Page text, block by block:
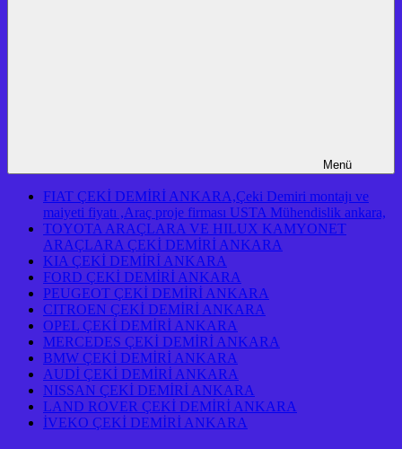
Menü
FIAT ÇEKİ DEMİRİ ANKARA,Çeki Demiri montajı ve
maiyeti fiyatı ,Araç proje firması USTA Mühendislik ankara,
TOYOTA ARAÇLARA VE HILUX KAMYONET
ARAÇLARA ÇEKİ DEMİRİ ANKARA
KIA ÇEKİ DEMİRİ ANKARA
FORD ÇEKİ DEMİRİ ANKARA
PEUGEOT ÇEKİ DEMİRİ ANKARA
CITROEN ÇEKİ DEMİRİ ANKARA
OPEL ÇEKİ DEMİRİ ANKARA
MERCEDES ÇEKİ DEMİRİ ANKARA
BMW ÇEKİ DEMİRİ ANKARA
AUDİ ÇEKİ DEMİRİ ANKARA
NISSAN ÇEKİ DEMİRİ ANKARA
LAND ROVER ÇEKİ DEMİRİ ANKARA
İVEKO ÇEKİ DEMİRİ ANKARA